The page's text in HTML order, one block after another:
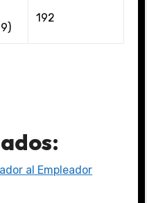
192
al Empleador